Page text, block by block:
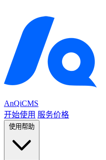
AnQiCMS
开始使用 服务价格
使用帮助